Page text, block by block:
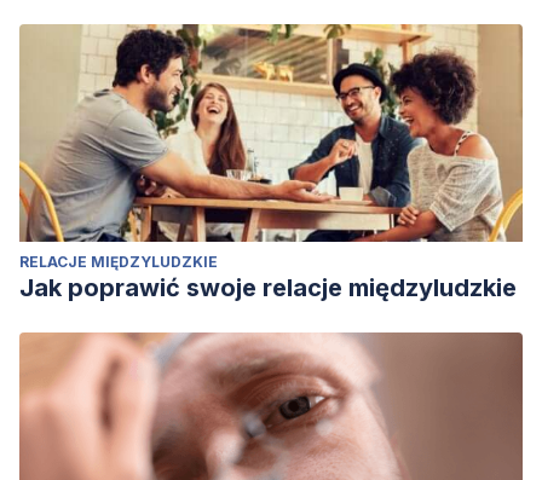
RELACJE MIĘDZYLUDZKIE
Jak poprawić swoje relacje międzyludzkie